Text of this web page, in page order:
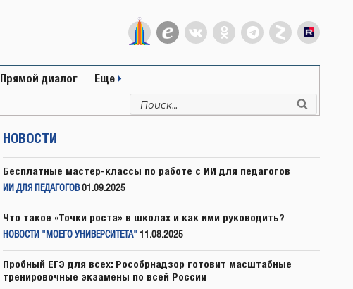
Прямой диалог Еще
Искать:
НОВОСТИ
Бесплатные мастер-классы по работе с ИИ для педагогов
ИИ ДЛЯ ПЕДАГОГОВ 01.09.2025
Что такое «Точки роста» в школах и как ими руководить?
НОВОСТИ "МОЕГО УНИВЕРСИТЕТА" 11.08.2025
Пробный ЕГЭ для всех: Рособрнадзор готовит масштабные
тренировочные экзамены по всей России